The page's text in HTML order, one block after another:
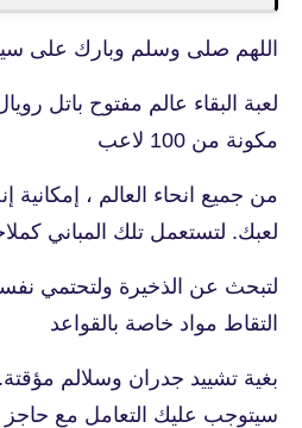
اللهم صلى وسلم وبارك على
لعبة البقاء عالم مفتوح باتل
مكونة من 100 لاعب
من جميع انحاء العالم ،
لعبك. لتستعمل تلك المباني
لتبحث عن الذخيرة ولتحتمي
التقاط مواد خاصة بالقواعد
بغية تشييد جدران وسلالم
سيتوجب عليك التعامل مع حاجز